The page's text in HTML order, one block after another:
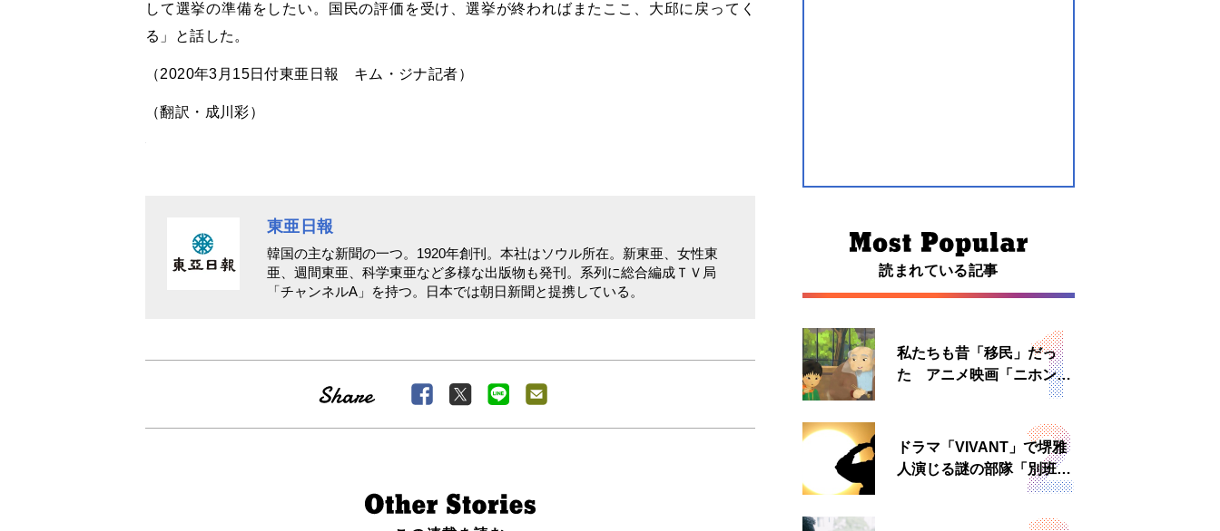
して選挙の準備をしたい。国民の評価を受け、選挙が終わればまたここ、大邱に戻ってく
る」と話した。
（2020年3月15日付東亜日報 キム・ジナ記者）
（翻訳・成川彩）
東亜日報
韓国の主な新聞の一つ。1920年創刊。本社はソウル所在。新東亜、女性東
亜、週間東亜、科学東亜など多様な出版物も発刊。系列に総合編成ＴＶ局
「チャンネルA」を持つ。日本では朝日新聞と提携している。
読まれている記事
私たちも昔「移民」だっ
た アニメ映画「ニホンジ
ドラマ「VIVANT」で堺雅
人演じる謎の部隊「別班」
は実在する？内情知る人物